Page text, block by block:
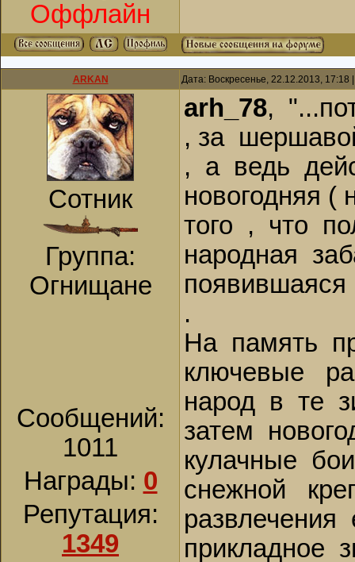
Оффлайн
ARKAN Дата: Воскресенье, 22.12.2013,
Сотник
Группа:
Огнищане
Сообщений:
1011
Награды: 0
Репутация:
1349
arh_78,
, за
, а ведь
новогодняя
того , что
народная
.
На память
ключевые
народ в те
затем
кулачные
снежной
прикладное